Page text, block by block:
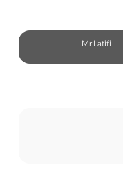
Mr Latifi